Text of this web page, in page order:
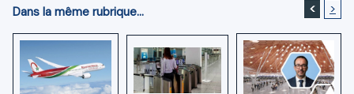
Dans la même rubrique... < >